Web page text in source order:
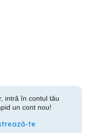
intră în contul tău
un cont nou!
te